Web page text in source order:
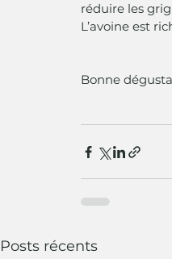
réduire les
L’avoine est
Bonne
Posts récents